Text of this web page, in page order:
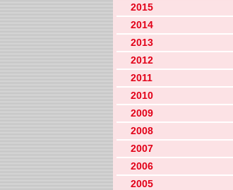
2015
2014
2013
2012
2011
2010
2009
2008
2007
2006
2005